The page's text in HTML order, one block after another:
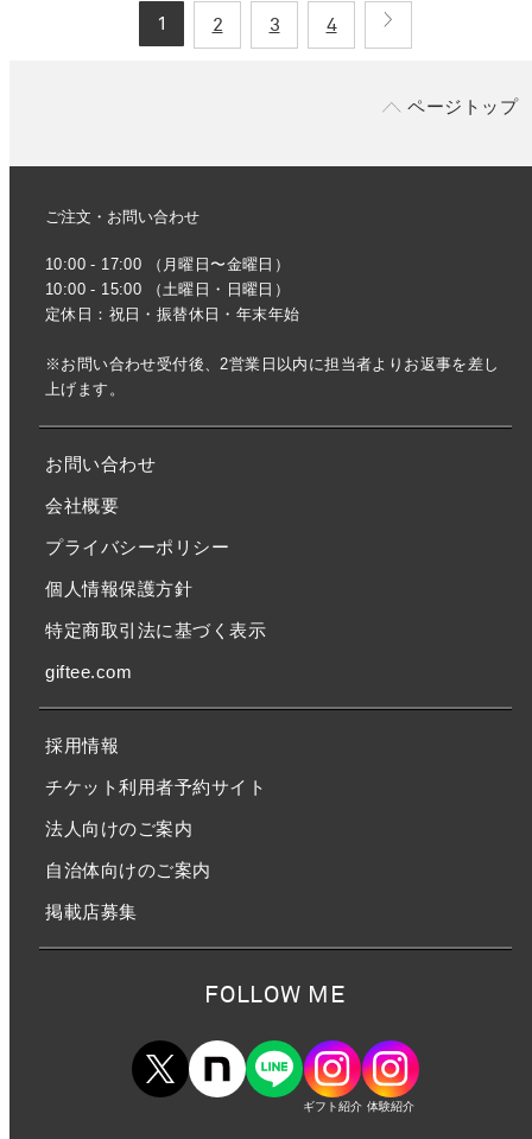
1 2 3 4
ページトップ
ご注文・お問い合わせ
10:00 - 17:00 （月曜日〜金曜日）
10:00 - 15:00 （土曜日・日曜日）
定休日：祝日・振替休日・年末年始
※お問い合わせ受付後、2営業日以内に担当者よりお返事を差し
上げます。
お問い合わせ
会社概要
プライバシーポリシー
個人情報保護方針
特定商取引法に基づく表示
giftee.com
採用情報
チケット利用者予約サイト
法人向けのご案内
自治体向けのご案内
掲載店募集
FOLLOW ME
ギフト紹介 体験紹介